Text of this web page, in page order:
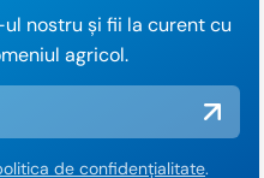
nostru și fii la curent cu
agricol.
de confidențialitate.